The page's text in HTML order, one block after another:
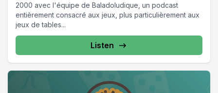
2000 avec l'équipe de Baladoludique, un podcast
entièrement consacré aux jeux, plus particulièrement aux
jeux de tables...
Listen